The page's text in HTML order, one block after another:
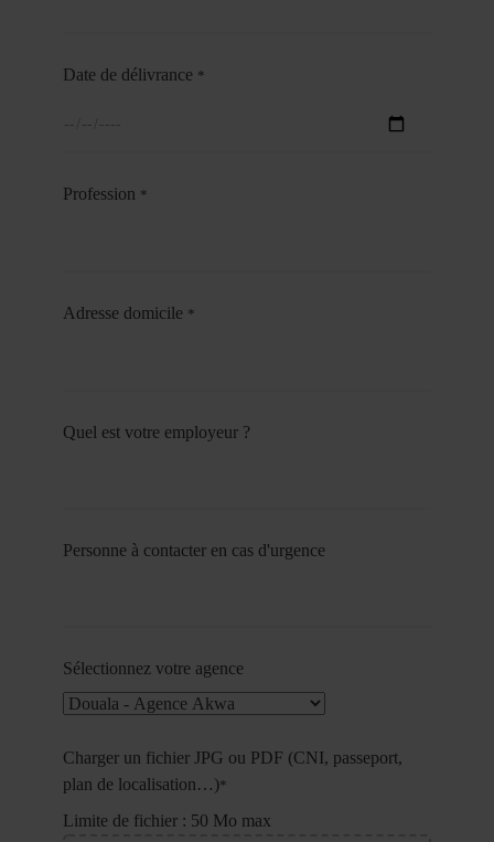
Date de délivrance *
Profession *
Adresse domicile *
Quel est votre employeur ?
Personne à contacter en cas d'urgence
Sélectionnez votre agence
Charger un fichier JPG ou PDF (CNI, passeport,
plan de localisation…)*
Limite de fichier : 50 Mo max